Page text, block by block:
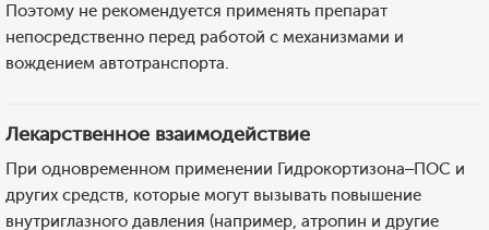
Поэтому не рекомендуется применять препарат
непосредственно перед работой с механизмами и
вождением автотранспорта.
Лекарственное взаимодействие
При одновременном применении Гидрокортизона–ПОС и
других средств, которые могут вызывать повышение
внутриглазного давления (например, атропин и другие